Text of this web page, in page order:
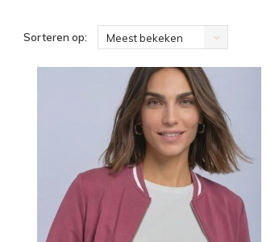
Sorteren op: Meest bekeken